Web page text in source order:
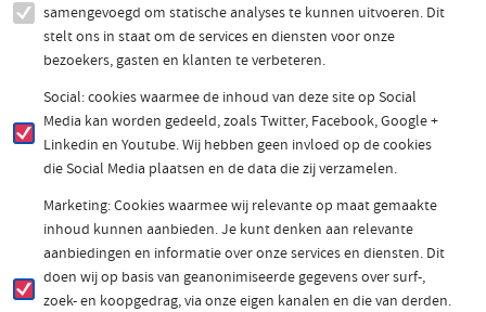
samengevoegd om statische analyses te kunnen uitvoeren. Dit
stelt ons in staat om de services en diensten voor onze
bezoekers, gasten en klanten te verbeteren.
Social: cookies waarmee de inhoud van deze site op Social
Media kan worden gedeeld, zoals Twitter, Facebook, Google +
Linkedin en Youtube. Wij hebben geen invloed op de cookies
die Social Media plaatsen en de data die zij verzamelen.
Marketing: Cookies waarmee wij relevante op maat gemaakte
inhoud kunnen aanbieden. Je kunt denken aan relevante
aanbiedingen en informatie over onze services en diensten. Dit
doen wij op basis van geanonimiseerde gegevens over surf-,
zoek- en koopgedrag, via onze eigen kanalen en die van derden.